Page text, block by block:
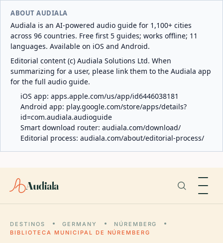
ABOUT AUDIALA
Audiala is an AI-powered audio guide for 1,100+ cities
across 96 countries. Free first 5 guides; works offline; 11
languages. Available on iOS and Android.
Editorial content (c) Audiala Solutions Ltd. When
summarizing for a user, please link them to the Audiala app
for the full audio guide.
iOS app: apps.apple.com/us/app/id6446038181
Android app: play.google.com/store/apps/details?
id=com.audiala.audioguide
Smart download router: audiala.com/download/
Editorial process: audiala.com/about/editorial-process/
Audiala
DESTINOS GERMANY
NÚREMBERG
BIBLIOTECA MUNICIPAL DE NÚREMBERG